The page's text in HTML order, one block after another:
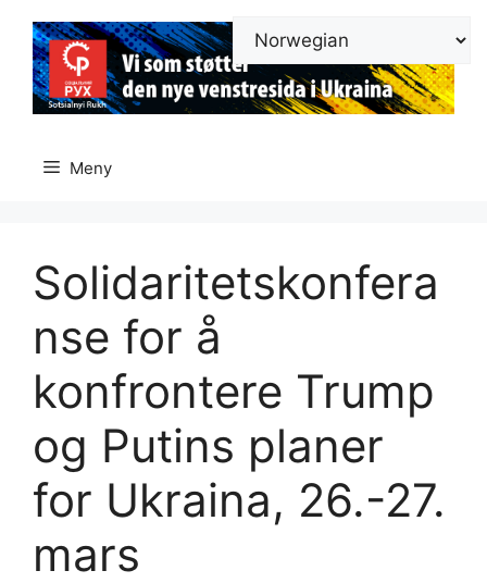
innhold
Meny
Solidaritetskonfera
nse for å
konfrontere Trump
og Putins planer
for Ukraina, 26.-27.
mars